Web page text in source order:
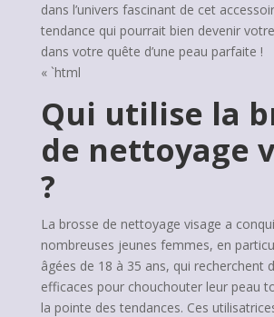
dans l’univers fascinant de cet
tendance qui pourrait bien devenir
dans votre quête d’une peau parfaite !
« `html
Qui utilise la
de nettoyage
?
La brosse de nettoyage visage a
nombreuses jeunes femmes, en
âgées de 18 à 35 ans, qui recherchent
efficaces pour chouchouter leur peau
la pointe des tendances. Ces